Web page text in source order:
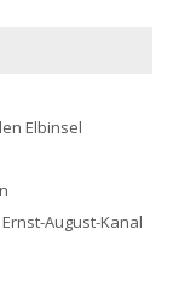
Elbinsel
August-Kanal